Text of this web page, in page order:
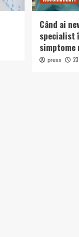
Când ai
specialist
press